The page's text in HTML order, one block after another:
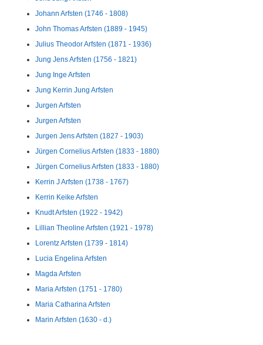
Johann Arfsten (1746 - 1808)
John Thomas Arfsten (1889 - 1945)
Julius Theodor Arfsten (1871 - 1936)
Jung Jens Arfsten (1756 - 1821)
Jung Inge Arfsten
Jung Kerrin Jung Arfsten
Jurgen Arfsten
Jurgen Arfsten
Jurgen Jens Arfsten (1827 - 1903)
Jürgen Cornelius Arfsten (1833 - 1880)
Jürgen Cornelius Arfsten (1833 - 1880)
Kerrin J Arfsten (1738 - 1767)
Kerrin Keike Arfsten
Knudt Arfsten (1922 - 1942)
Lillian Theoline Arfsten (1921 - 1978)
Lorentz Arfsten (1739 - 1814)
Lucia Engelina Arfsten
Magda Arfsten
Maria Arfsten (1751 - 1780)
Maria Catharina Arfsten
Marin Arfsten (1630 - d.)